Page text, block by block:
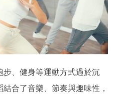
、健身等運動方式過於沉
合了音樂、節奏與趣味性，